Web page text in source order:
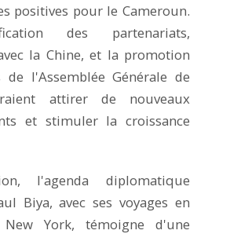
positives pour le Cameroun.
des partenariats,
la Chine, et la promotion
l'Assemblée Générale de
attirer de nouveaux
et stimuler la croissance
l'agenda diplomatique
Biya, avec ses voyages en
York, témoigne d'une